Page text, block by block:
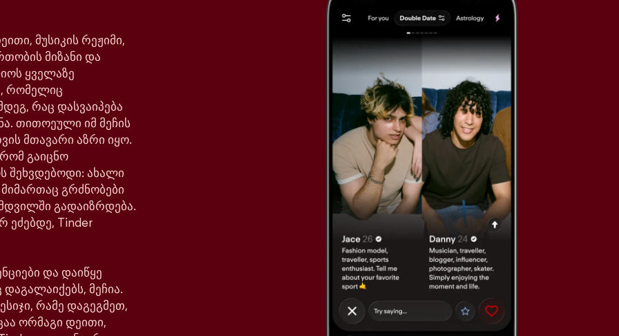
მუსიკის რეჟიმი,
მიზანი და
ყველაზე
რომელიც
რაც დასვაიპება
თითოეული იმ მეჩის
მთავარი აზრი იყო.
გაიცნო
შეხვდებოდი: ახალი
გრძნობები
გადაიზრდება.
ეძებდე, Tinder
და დაიწყე
მეჩია.
რამე დაგეგმეთ,
ორმაგი დეითი,